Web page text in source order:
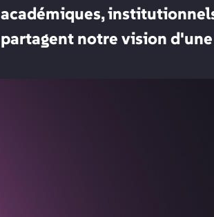
académiques,
partagent notre vision